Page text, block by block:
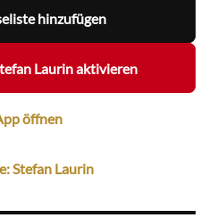
hinzufügen
Laurin aktivieren
öffnen
Stefan Laurin